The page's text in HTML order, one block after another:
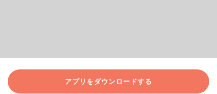
アプリをダウンロードする